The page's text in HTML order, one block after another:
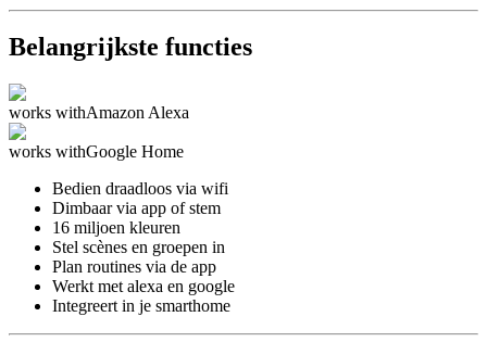
Belangrijkste functies
works withAmazon Alexa
works withGoogle Home
Bedien draadloos via wifi
Dimbaar via app of stem
16 miljoen kleuren
Stel scènes en groepen in
Plan routines via de app
Werkt met alexa en google
Integreert in je smarthome